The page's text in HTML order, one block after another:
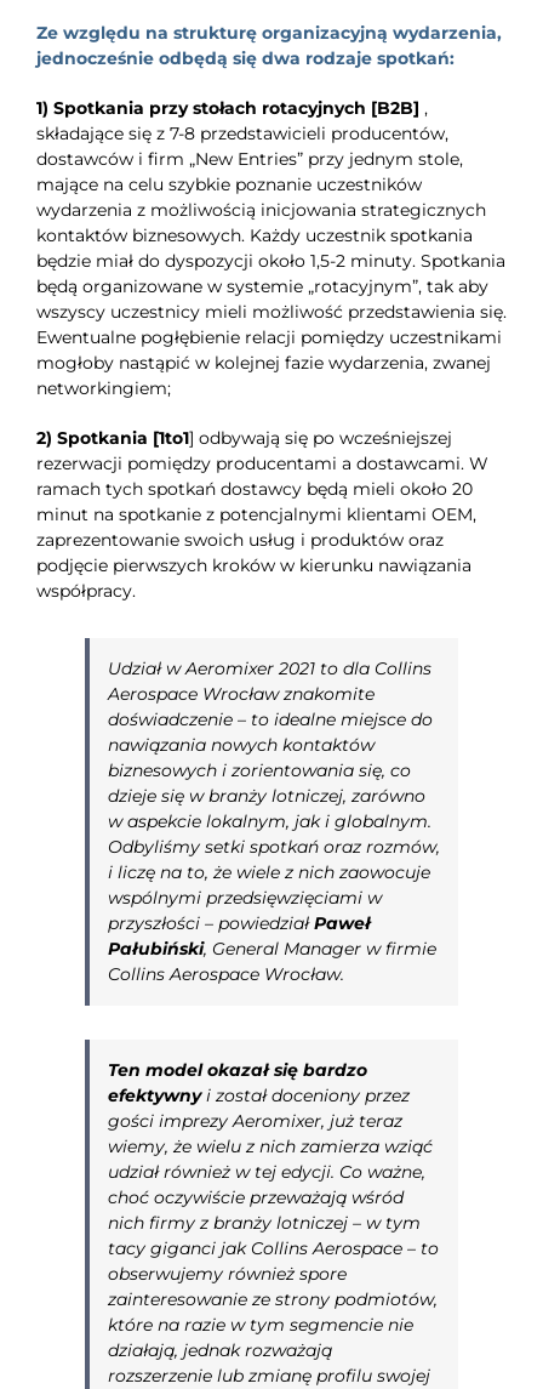
Ze względu na strukturę organizacyjną wydarzenia,
jednocześnie odbędą się dwa rodzaje spotkań:
1) Spotkania przy stołach rotacyjnych [B2B] ,
składające się z 7-8 przedstawicieli producentów,
dostawców i firm „New Entries” przy jednym stole,
mające na celu szybkie poznanie uczestników
wydarzenia z możliwością inicjowania strategicznych
kontaktów biznesowych. Każdy uczestnik spotkania
będzie miał do dyspozycji około 1,5-2 minuty. Spotkania
będą organizowane w systemie „rotacyjnym”, tak aby
wszyscy uczestnicy mieli możliwość przedstawienia się.
Ewentualne pogłębienie relacji pomiędzy uczestnikami
mogłoby nastąpić w kolejnej fazie wydarzenia, zwanej
networkingiem;
2) Spotkania [1to1] odbywają się po wcześniejszej
rezerwacji pomiędzy producentami a dostawcami. W
ramach tych spotkań dostawcy będą mieli około 20
minut na spotkanie z potencjalnymi klientami OEM,
zaprezentowanie swoich usług i produktów oraz
podjęcie pierwszych kroków w kierunku nawiązania
współpracy.
Udział w Aeromixer 2021 to dla Collins
Aerospace Wrocław znakomite
doświadczenie – to idealne miejsce do
nawiązania nowych kontaktów
biznesowych i zorientowania się, co
dzieje się w branży lotniczej, zarówno
w aspekcie lokalnym, jak i globalnym.
Odbyliśmy setki spotkań oraz rozmów,
i liczę na to, że wiele z nich zaowocuje
wspólnymi przedsięwzięciami w
przyszłości –powiedziałPaweł
Pałubiński, General Manager w firmie
Collins Aerospace Wrocław.
Ten model okazał się bardzo
efektywnyi został doceniony przez
gości imprezy Aeromixer, już teraz
wiemy, że wielu z nich zamierza wziąć
udział również w tej edycji. Co ważne,
choć oczywiście przeważają wśród
nich firmy z branży lotniczej – w tym
tacy giganci jak Collins Aerospace – to
obserwujemy również spore
zainteresowanie ze strony podmiotów,
które na razie w tym segmencie nie
działają, jednak rozważają
rozszerzenie lub zmianę profilu swojej